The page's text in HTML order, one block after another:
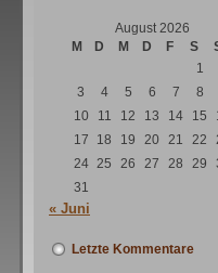
August 2026
M
D M D F S
1
3
4 5 6 7 8
10
11 12 13 14 15
17
18 19 20 21 22
24 25 26 27 28 29
31
« Juni
Letzte Kommentare